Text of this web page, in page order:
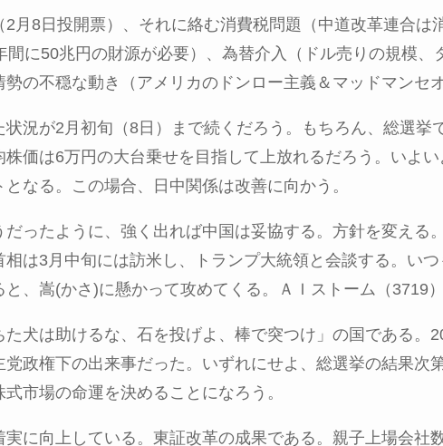
2 月 8 日投開票）、それに絡む消費税問題（中道改革連合は
間に50兆円の財源が必要）、為替介入（ドル売りの規模、
の不穏な動き（アメリカのドンロー主義＆マッドマンセ
状況が2 月初旬（8 日）まで続くだろう。もちろん、総選挙
株価は6万円の大台乗せを目指して上放れるだろう。いよい
なる。この場合、日中関係は改善に向かう。
ったように、強く出れば中国は妥協する。方針を変える
相は3月中旬には訪米し、トランプ大統領と会談する。い
と、嵩(かさ )に懸かって攻めてくる。ＡＩストーム（ 3719
犬は助けるな、石を投げよ、棒で突つけ」の国である。
党政権下の出来事だった。いずれにせよ、総選挙の結果次
市場の命運を決めることになろう。
に向上している。東証改革の成果である。親子上場会社